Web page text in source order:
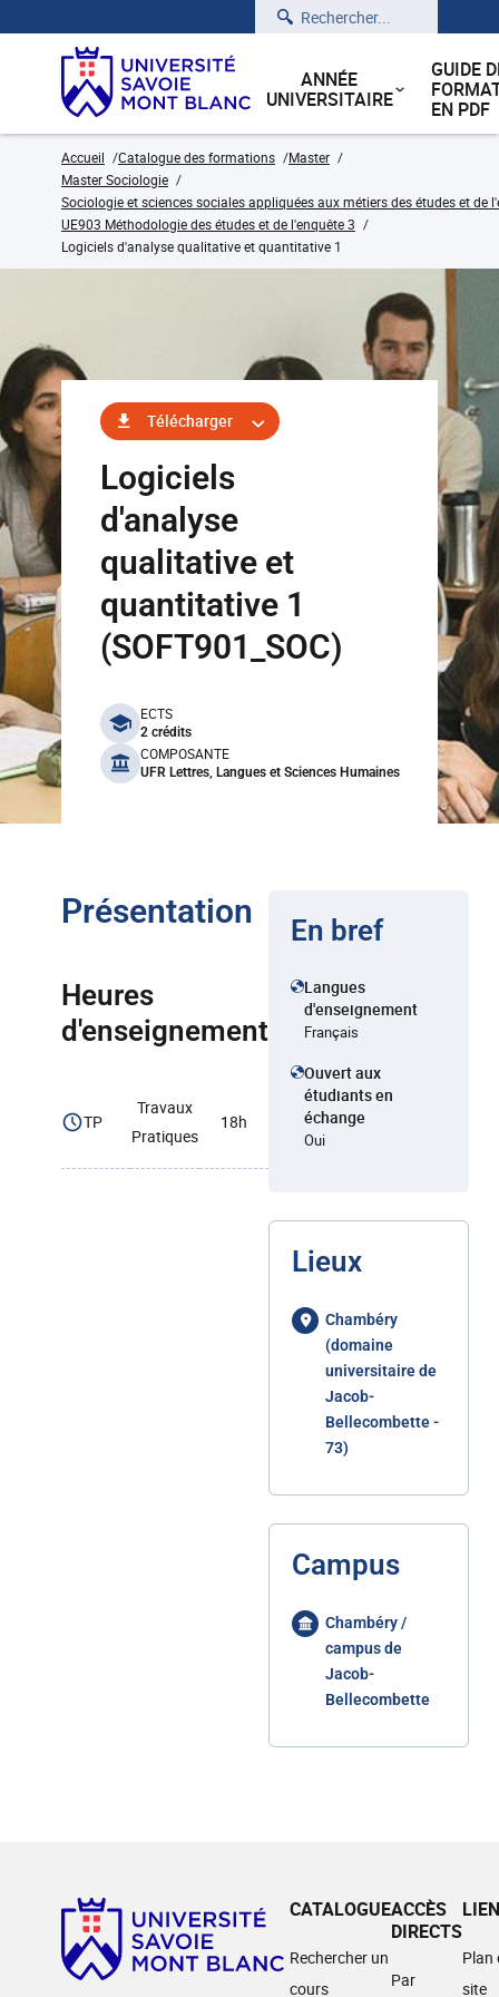
Rechercher
ANNÉE
UNIVERSITAIRE
GUIDE
EN PDF
Accueil Catalogue des formations
Master
Master Sociologie
Sociologie et sciences sociales appliquées aux métiers des études et de
UE903 Méthodologie des études et de l'enquête 3
Logiciels d'analyse qualitative et quantitative 1
Télécharger
Logiciels
d'analyse
qualitative et
quantitative 1
(SOFT901_SOC)
benefits
ECTS
2 crédits
COMPOSANTE
UFR Lettres, Langues et Sciences Humaines
Présentation
Heures
d'enseignement
TP
Travaux
Pratiques
18h
En bref
Langues
d'enseignement
Français
Ouvert aux
étudiants en
échange
Oui
Lieux
Chambéry
(domaine
universitaire de
Jacob-
Bellecombette -
73)
Campus
Chambéry /
campus de
Jacob-
Bellecombette
CATALOGUE
Rechercher un
cours
ACCÈS
DIRECTS
Par
Plan
site